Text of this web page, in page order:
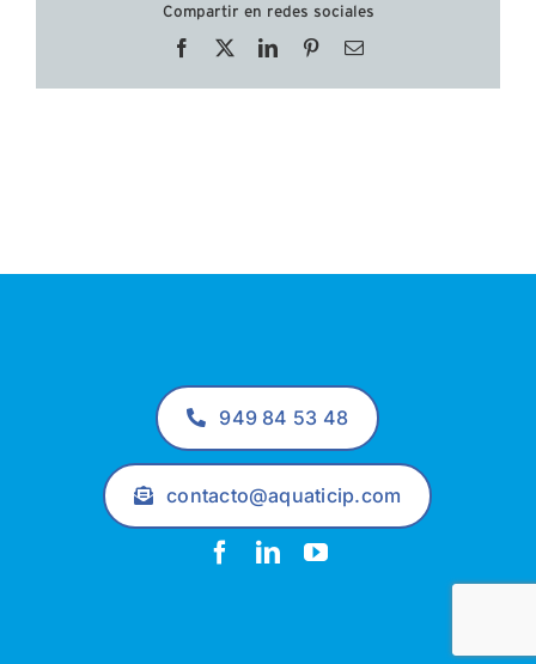
Compartir en redes sociales
Facebook LinkedInPinterestCorreo
949 84 53 48
contacto@aquaticip.com